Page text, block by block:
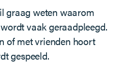
graag weten waarom
vaak geraadpleegd.
of met vrienden hoort
gespeeld.